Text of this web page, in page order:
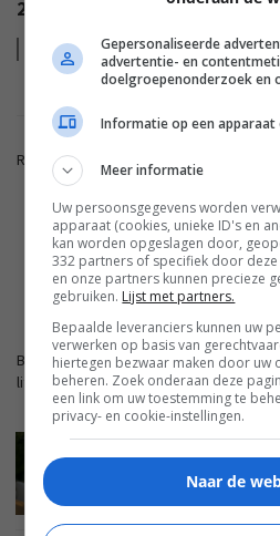
2022?
Leesmeer
Reacties zijn gesloten.
FWD.NL
Blijf op de hoogte met de nieuwste
lifestyleplatform en bezoek FWD.nl.
REVIEW: LOEWE LEO
MBAPPÉ
Gepersonaliseerde
advertentie- en
doelgroepenonderzoek en
Informatie op een
Meer informatie
Uw persoonsgegevens worden
apparaat (cookies, unieke ID's en
kan worden opgeslagen door,
332 partners of specifiek door
en onze partners kunnen precieze
gebruiken. Lijst met partners.
Bepaalde leveranciers kunnen uw
verwerken op basis van
hiertegen bezwaar maken door uw
beheren. Zoek onderaan deze
een link om uw toestemming te
privacy- en cookie-instellingen.
Naar de